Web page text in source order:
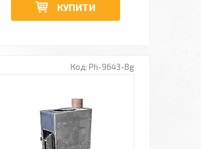
КУПИТИ
Ph-9643-Bg